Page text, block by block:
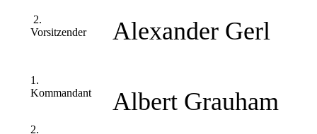
2.
Vorsitzender
1.
Kommandant
2.
Alexander Gerl
Albert Grauham